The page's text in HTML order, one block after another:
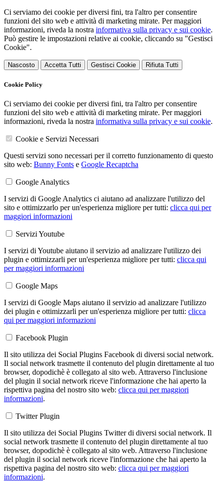
Ci serviamo dei cookie per diversi fini, tra l'altro per consentire
funzioni del sito web e attività di marketing mirate. Per maggiori
informazioni, riveda la nostra informativa sulla privacy e sui cookie.
Può gestire le impostazioni relative ai cookie, cliccando su "Gestisci
Cookie".
Nascosto Accetta Tutti Gestisci Cookie Rifiuta Tutti
Cookie Policy
Ci serviamo dei cookie per diversi fini, tra l'altro per consentire
funzioni del sito web e attività di marketing mirate. Per maggiori
informazioni, riveda la nostra informativa sulla privacy e sui cookie.
Cookie e Servizi Necessari
Questi servizi sono necessari per il corretto funzionamento di questo
sito web: Bunny Fonts e Google Recaptcha
Google Analytics
I servizi di Google Analytics ci aiutano ad analizzare l'utilizzo del
sito e ottimizzarlo per un'esperienza migliore per tutti: clicca qui per
maggiori informazioni
Servizi Youtube
I servizi di Youtube aiutano il servizio ad analizzare l'utilizzo dei
plugin e ottimizzarli per un'esperienza migliore per tutti: clicca qui
per maggiori informazioni
Google Maps
I servizi di Google Maps aiutano il servizio ad analizzare l'utilizzo
dei plugin e ottimizzarli per un'esperienza migliore per tutti: clicca
qui per maggiori informazioni
Facebook Plugin
Il sito utilizza dei Social Plugins Facebook di diversi social network.
Il social network trasmette il contenuto del plugin direttamente al tuo
browser, dopodichè è collegato al sito web. Attraverso l'inclusione
del plugin il social network riceve l'informazione che hai aperto la
rispettiva pagina del nostro sito web: clicca qui per maggiori
informazioni.
Twitter Plugin
Il sito utilizza dei Social Plugins Twitter di diversi social network. Il
social network trasmette il contenuto del plugin direttamente al tuo
browser, dopodichè è collegato al sito web. Attraverso l'inclusione
del plugin il social network riceve l'informazione che hai aperto la
rispettiva pagina del nostro sito web: clicca qui per maggiori
informazioni.